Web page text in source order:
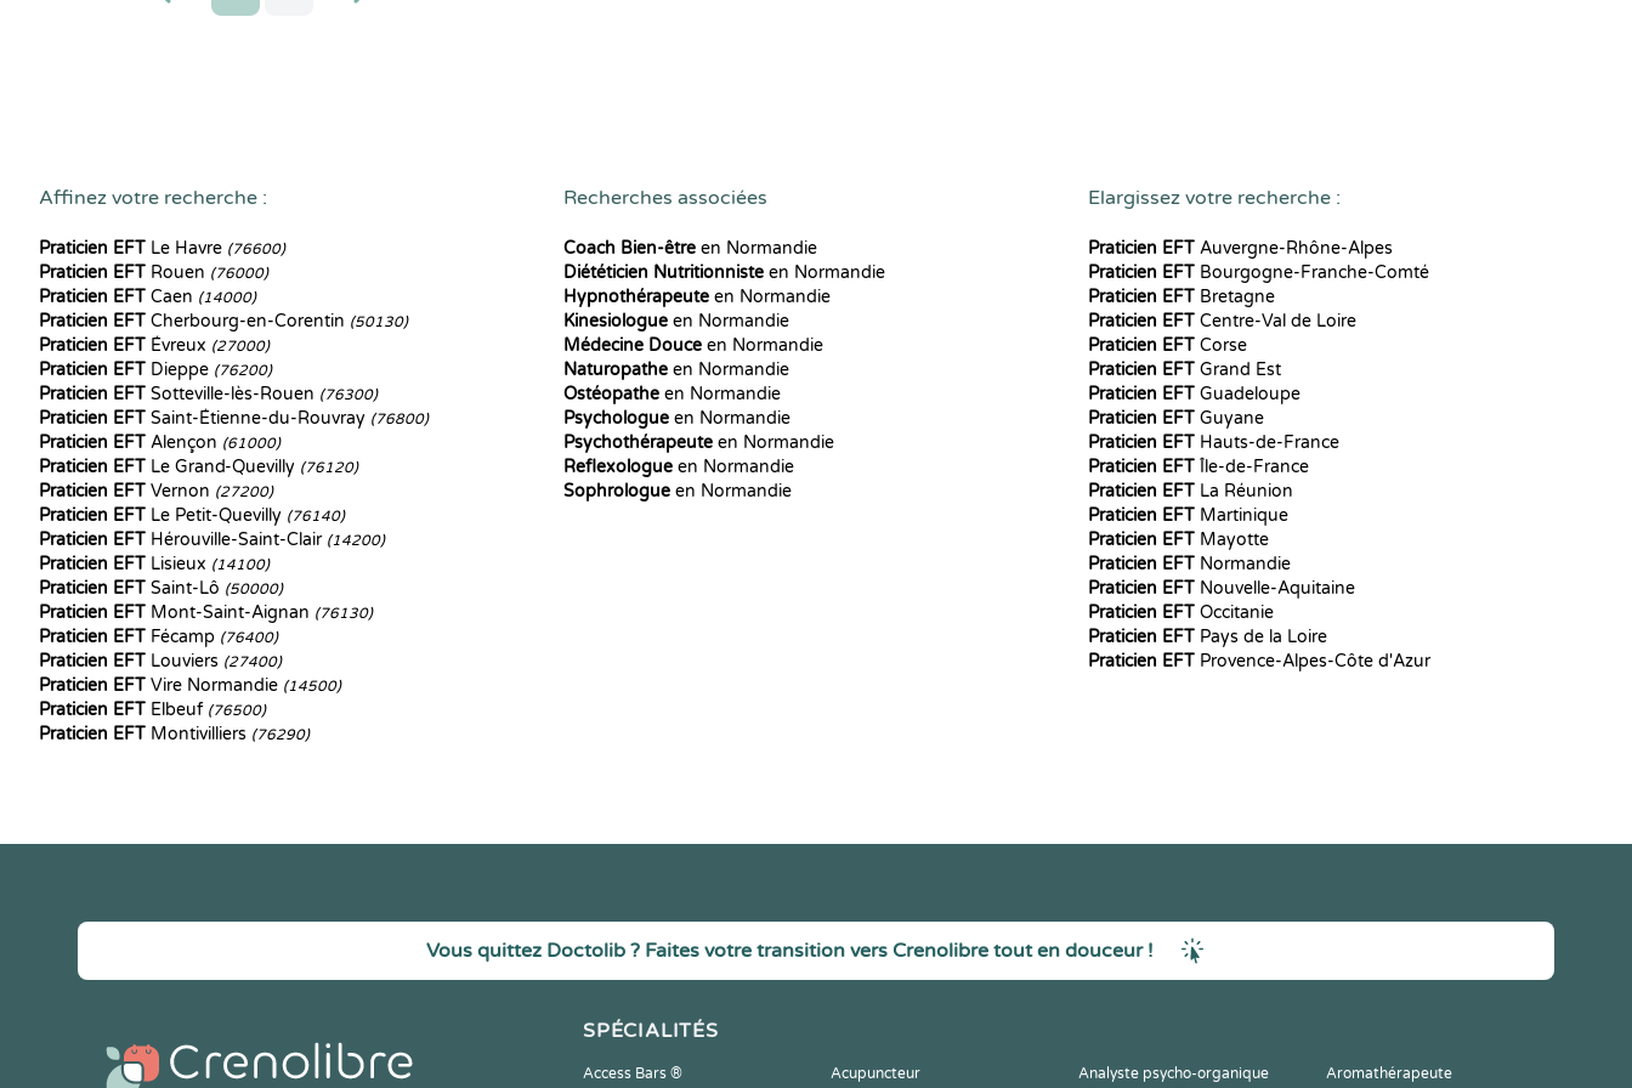
Affinez votre recherche :
Praticien EFT Le Havre (76600)
Praticien EFT Rouen (76000)
Praticien EFT Caen (14000)
Praticien EFT Cherbourg-en-Corentin (50130)
Praticien EFT Évreux (27000)
Praticien EFT Dieppe (76200)
Praticien EFT Sotteville-lès-Rouen (76300)
Praticien EFT Saint-Étienne-du-Rouvray (76800)
Praticien EFT Alençon (61000)
Praticien EFT Le Grand-Quevilly (76120)
Praticien EFT Vernon (27200)
Praticien EFT Le Petit-Quevilly (76140)
Praticien EFT Hérouville-Saint-Clair (14200)
Praticien EFT Lisieux (14100)
Praticien EFT Saint-Lô (50000)
Praticien EFT Mont-Saint-Aignan (76130)
Praticien EFT Fécamp (76400)
Praticien EFT Louviers (27400)
Praticien EFT Vire Normandie (14500)
Praticien EFT Elbeuf (76500)
Praticien EFT Montivilliers (76290)
Recherches associées
Coach Bien-être en Normandie
Diététicien Nutritionniste en Normandie
Hypnothérapeute en Normandie
Kinesiologue en Normandie
Médecine Douce en Normandie
Naturopathe en Normandie
Ostéopathe en Normandie
Psychologue en Normandie
Psychothérapeute en Normandie
Reflexologue en Normandie
Sophrologue en Normandie
Elargissez votre recherche :
Praticien EFT Auvergne-Rhône-Alpes
Praticien EFT Bourgogne-Franche-Comté
Praticien EFT Bretagne
Praticien EFT Centre-Val de Loire
Praticien EFT Corse
Praticien EFT Grand Est
Praticien EFT Guadeloupe
Praticien EFT Guyane
Praticien EFT Hauts-de-France
Praticien EFT Île-de-France
Praticien EFT La Réunion
Praticien EFT Martinique
Praticien EFT Mayotte
Praticien EFT Normandie
Praticien EFT Nouvelle-Aquitaine
Praticien EFT Occitanie
Praticien EFT Pays de la Loire
Praticien EFT Provence-Alpes-Côte d'Azur
Vous quittez Doctolib ? Faites votre transition vers Crenolibre tout en douceur !
SPÉCIALITÉS
Access Bars ® Acupuncteur Analyste psycho-organique Aromathérapeute